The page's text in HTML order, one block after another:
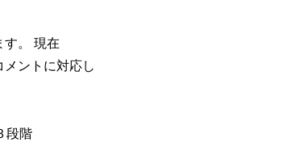
す。 現在
ントに対応し
段階